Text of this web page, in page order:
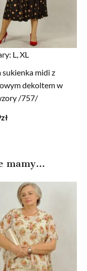
L, XL
sukienka midi z
dekoltem w
/757/
zł
mamy...